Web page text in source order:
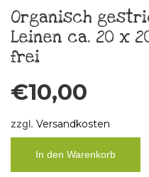
Organisch
Leinen ca. 20 x
frei
€10,00
zzgl. Versandkosten
In den Warenkorb